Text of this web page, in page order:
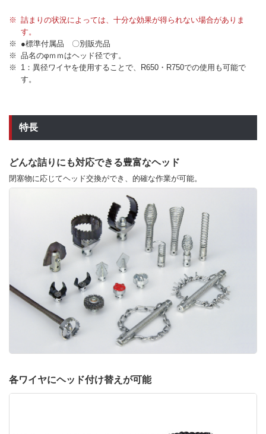
詰まりの状況によっては、十分な効果が得られない場合がありま
す。
●標準付属品 〇別販売品
品名のφｍｍはヘッド径です。
1：異径ワイヤを使用することで、R650・R750での使用も可能で
す。
特長
どんな詰りにも対応できる豊富なヘッド
閉塞物に応じてヘッド交換ができ、的確な作業が可能。
各ワイヤにヘッド付け替えが可能